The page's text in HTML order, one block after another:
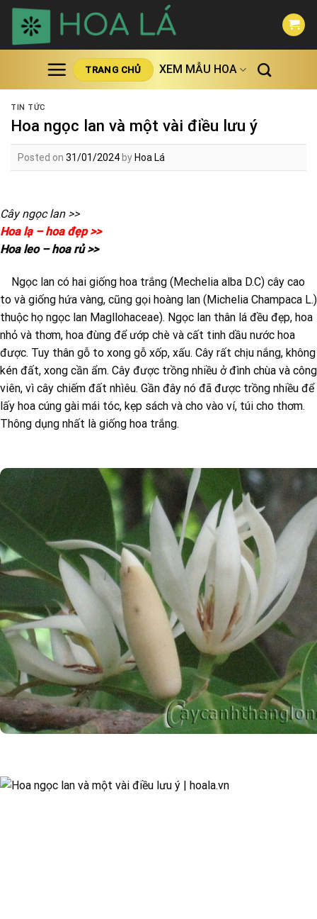
Skip
content
TRANG CHỦ XEM MẪU HOA
TIN TỨC
Hoa ngọc lan và một vài điều lưu ý
Posted on 31/01/2024 by Hoa Lá
Cây ngọc lan >>
Hoa lạ – hoa đẹp >>
Hoa leo – hoa rủ >>
Ngọc lan có hai giống hoa trắng (Mechelia alba D.C) cây cao
to và giống hứa vàng, cũng gọi hoàng lan (Michelia Champaca L.)
thuộc họ ngọc lan Magllohaceae). Ngọc lan thân lá đều đẹp, hoa
nhỏ và thơm, hoa đùng để ướp chè và cất tinh dầu nước hoa
được. Tuy thân gỗ to xong gỗ xốp, xấu. Cây rất chịu nắng, không
kén đất, xong cần ẩm. Cây được trồng nhiều ở đình chùa và công
viên, vì cây chiếm đất nhìêu. Gần đây nó đã được trồng nhiều để
lấy hoa cúng gài mái tóc, kẹp sách và cho vào ví, túi cho thơm.
Thông dụng nhất là giống hoa trắng.